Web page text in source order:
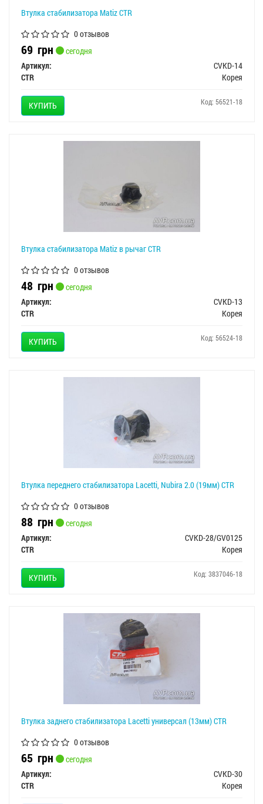
Втулка стабилизатора Matiz CTR
0 отзывов
69 грн
сегодня
Артикул:
CVKD-14
CTR
Корея
КУПИТЬ Код: 56521-18
Втулка стабилизатора Matiz в рычаг CTR
0 отзывов
48 грн
сегодня
Артикул:
CVKD-13
CTR
Корея
КУПИТЬ Код: 56524-18
Втулка переднего стабилизатора Lacetti, Nubira 2.0 (19мм) CTR
0 отзывов
88 грн
сегодня
Артикул:
CVKD-28/GV0125
CTR
Корея
КУПИТЬ Код: 3837046-18
Втулка заднего стабилизатора Lacetti универсал (13мм) CTR
0 отзывов
65 грн
сегодня
Артикул:
CVKD-30
CTR
Корея